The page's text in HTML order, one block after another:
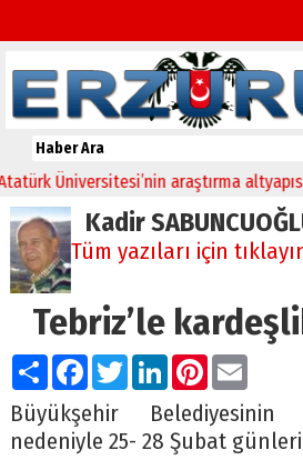
araştırma altyapısına
Kadir
Tüm yazıları için
Tebriz’le
PaylaşFacebook
TwitterLinkedIn
Pinterest
Email
Büyükşehir
nedeniyle 25- 28 Şubat